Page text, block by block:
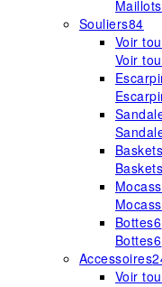
Souliers84
Voir
Voir
Bottes6
Bottes6
Accessoires
Voir